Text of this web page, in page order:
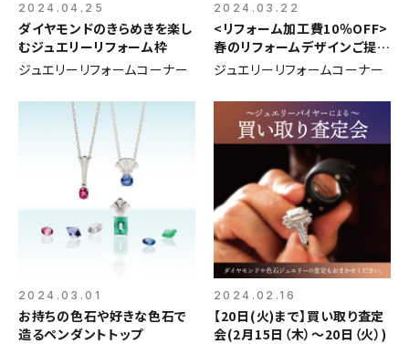
2024.04.25
ダイヤモンドのきらめきを楽し
むジュエリーリフォーム枠
ジュエリーリフォームコーナー
2024.03.22
<リフォーム加工費10％OFF>
春のリフォームデザインご提案
会
ジュエリーリフォームコーナー
2024.03.01
お持ちの色石や好きな色石で
造るペンダントトップ
2024.02.16
【20日(火)まで】買い取り査定
会(2月15日（木）～20日（火）)